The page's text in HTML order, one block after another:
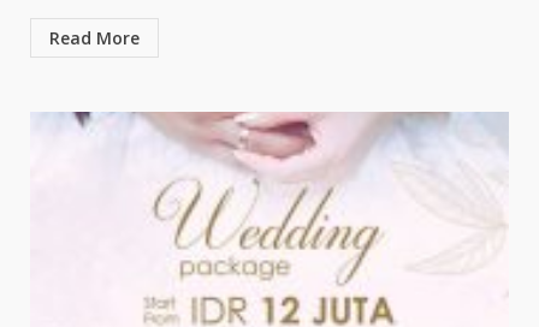
Read More